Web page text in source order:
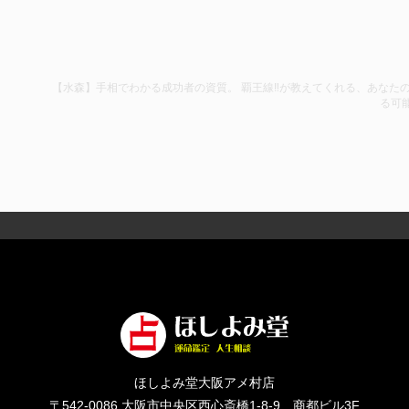
【水森】手相でわかる成功者の資質。 覇王線‼️が教えてくれる、あなた
る可
ほしよみ堂大阪アメ村店
〒542-0086 大阪市中央区西心斎橋1-8-9 商都ビル3F